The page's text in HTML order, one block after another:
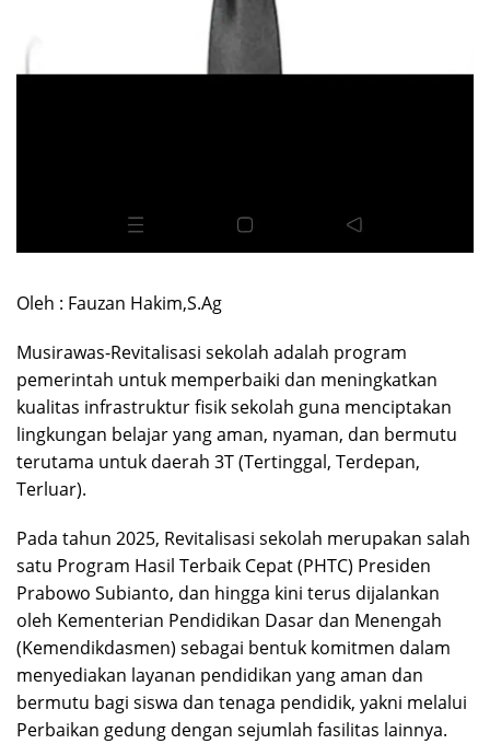
Oleh : Fauzan Hakim,S.Ag
Musirawas-Revitalisasi sekolah adalah program
pemerintah untuk memperbaiki dan meningkatkan
kualitas infrastruktur fisik sekolah guna menciptakan
lingkungan belajar yang aman, nyaman, dan bermutu
terutama untuk daerah 3T (Tertinggal, Terdepan,
Terluar).
Pada tahun 2025, Revitalisasi sekolah merupakan salah
satu Program Hasil Terbaik Cepat (PHTC) Presiden
Prabowo Subianto, dan hingga kini terus dijalankan
oleh Kementerian Pendidikan Dasar dan Menengah
(Kemendikdasmen) sebagai bentuk komitmen dalam
menyediakan layanan pendidikan yang aman dan
bermutu bagi siswa dan tenaga pendidik, yakni melalui
Perbaikan gedung dengan sejumlah fasilitas lainnya.